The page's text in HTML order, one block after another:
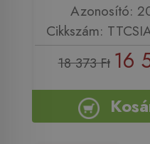
Azonosító:
Cikkszám:
18 373 Ft 16